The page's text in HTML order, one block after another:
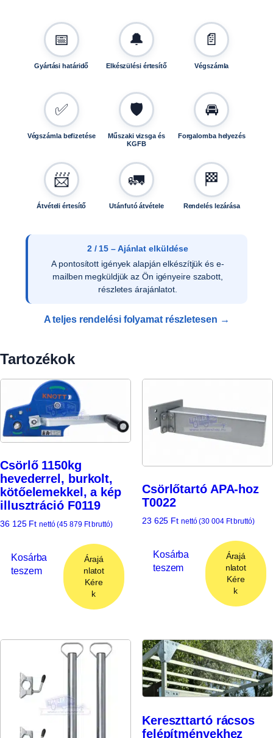
📅
Gyártási határidő
🔔
Elkészülési értesítő
📄
Végszámla
✅
Végszámla befizetése
🛡️
Műszaki vizsga és
KGFB
🚘
Forgalomba helyezés
📨
Átvételi értesítő
🚛
Utánfutó átvétele
🏁
Rendelés lezárása
3 / 15 – Ajánlat elfogadása
Az ajánlat írásos elfogadását követően ellenőrizzük
a vevői adatokat, és rendelését rögzítjük
rendszerünkben.
A teljes rendelési folyamat részletesen →
Tartozékok
Csörlő 1150kg
hevederrel, burkolt,
kötőelemekkel, a kép
illusztráció F0119
36 125 Ft nettó (45 879 Ftbruttó)
Kosárba
teszem
Árajá
nlatot
Kére
k
Csörlőtartó APA-hoz
T0022
23 625 Ft nettó (30 004 Ftbruttó)
Kosárba
teszem
Árajá
nlatot
Kére
k
Kereszttartó rácsos
felépítményekhez